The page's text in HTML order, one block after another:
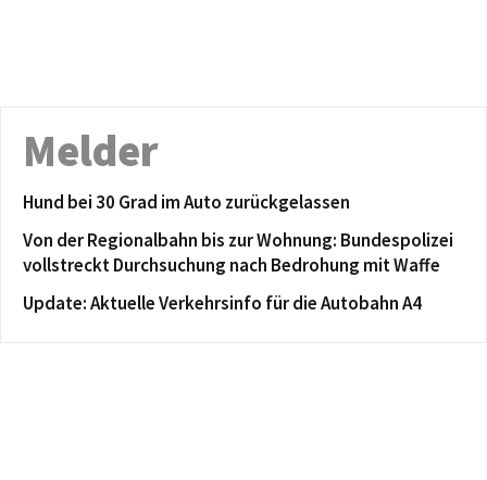
Melder
Hund bei 30 Grad im Auto zurückgelassen
Von der Regionalbahn bis zur Wohnung: Bundespolizei
vollstreckt Durchsuchung nach Bedrohung mit Waffe
Update: Aktuelle Verkehrsinfo für die Autobahn A4